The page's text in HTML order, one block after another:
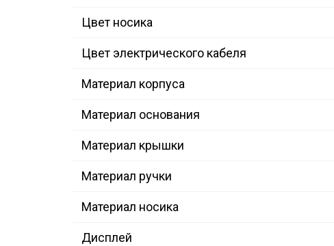
Цвет носика
Цвет электрического кабеля
Материал корпуса
Материал основания
Материал крышки
Материал ручки
Материал носика
Дисплей